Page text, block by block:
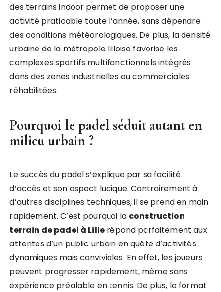
des terrains indoor permet de proposer une
activité praticable toute l’année, sans dépendre
des conditions météorologiques. De plus, la densité
urbaine de la métropole lilloise favorise les
complexes sportifs multifonctionnels intégrés
dans des zones industrielles ou commerciales
réhabilitées.
Pourquoi le padel séduit autant en
milieu urbain ?
Le succès du padel s’explique par sa facilité
d’accès et son aspect ludique. Contrairement à
d’autres disciplines techniques, il se prend en main
rapidement. C’est pourquoi la construction
terrain de padel à Lille répond parfaitement aux
attentes d’un public urbain en quête d’activités
dynamiques mais conviviales. En effet, les joueurs
peuvent progresser rapidement, même sans
expérience préalable en tennis. De plus, le format